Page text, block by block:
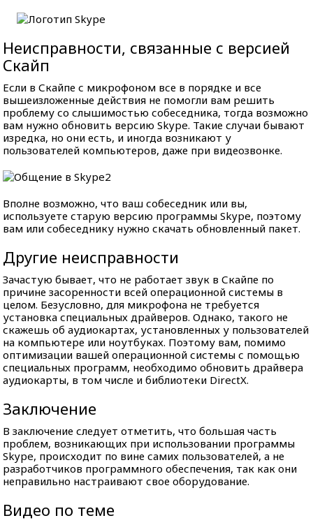
Неисправности, связанные с версией
Скайп
Если в Скайпе с микрофоном все в порядке и все
вышеизложенные действия не помогли вам решить
проблему со слышимостью собеседника, тогда возможно
вам нужно обновить версию Skype. Такие случаи бывают
изредка, но они есть, и иногда возникают у
пользователей компьютеров, даже при видеозвонке.
Вполне возможно, что ваш собеседник или вы,
используете старую версию программы Skype, поэтому
вам или собеседнику нужно скачать обновленный пакет.
Другие неисправности
Зачастую бывает, что не работает звук в Скайпе по
причине засоренности всей операционной системы в
целом. Безусловно, для микрофона не требуется
установка специальных драйверов. Однако, такого не
скажешь об аудиокартах, установленных у пользователей
на компьютере или ноутбуках. Поэтому вам, помимо
оптимизации вашей операционной системы с помощью
специальных программ, необходимо обновить драйвера
аудиокарты, в том числе и библиотеки DirectX.
Заключение
В заключение следует отметить, что большая часть
проблем, возникающих при использовании программы
Skype, происходит по вине самих пользователей, а не
разработчиков программного обеспечения, так как они
неправильно настраивают свое оборудование.
Видео по теме